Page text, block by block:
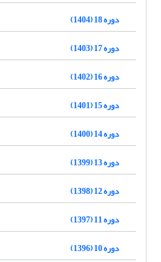
دوره 18 (1404)
دوره 17 (1403)
دوره 16 (1402)
دوره 15 (1401)
دوره 14 (1400)
دوره 13 (1399)
دوره 12 (1398)
دوره 11 (1397)
دوره 10 (1396)